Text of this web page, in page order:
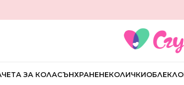
ЗА КОЛАСЪНХРАНЕНЕКОЛИЧКИОБЛЕКЛО